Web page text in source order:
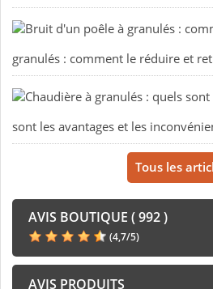
granulés : comment le réduire et
sont les avantages et les
Tous les
AVIS BOUTIQUE ( 992 )
(4,7/5)
AVIS PRODUITS